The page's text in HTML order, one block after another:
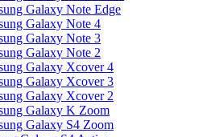
Galaxy Note Edge
Galaxy Note 4
Galaxy Note 3
Galaxy Note 2
Galaxy Xcover 4
Galaxy Xcover 3
Galaxy Xcover 2
Galaxy K Zoom
Galaxy S4 Zoom